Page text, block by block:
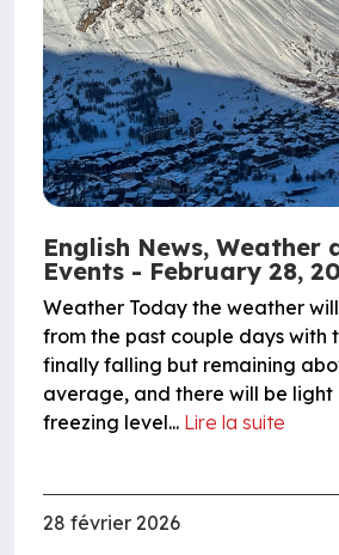
English News, Weather
Events - February 28,
Weather Today the weather
from the past couple days with
finally falling but remaining
average, and there will be light
freezing level... Lire la suite
28 février 2026